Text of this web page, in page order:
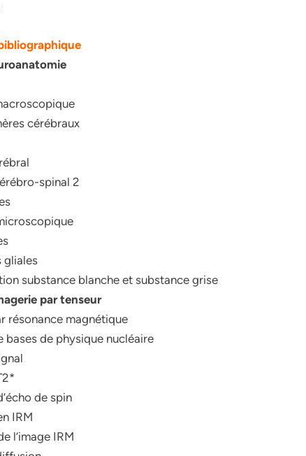
cérébraux
spinal 2
gliales
substance blanche et substance grise
par tenseur
résonance magnétique
bases de physique nucléaire
de spin
IRM
l’image IRM